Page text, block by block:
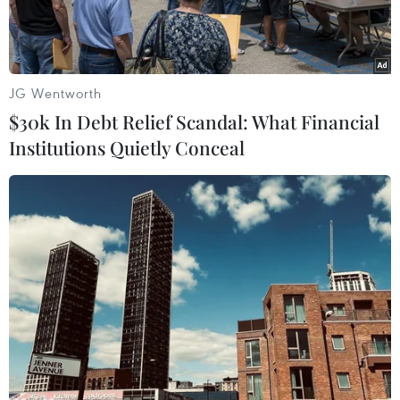
Thủ tướng Anh Theresa May. (Nguồn: AP/TTXVN)
Theo nhận định hôm 15/12 của tờ Thời báo Tài
chính, Thủ tướng Anh Theresa May đang tìm
cách "lấy lòng" các đối tác trong Liên minh châu
Âu (EU) bằng những cam kết về việc ngăn chặn
JG Wentworth
$30k In Debt Relief Scandal: What Financial
Institutions Quietly Conceal